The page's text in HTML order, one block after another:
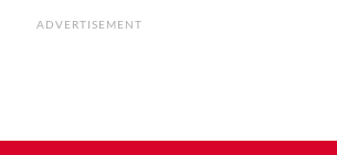
ADVERTISEMENT